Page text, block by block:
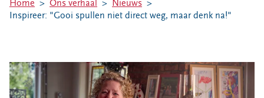
Milieustraten
Afval aanmelden
Bouwcontainer huren
Home Ons verhaal
Nieuws
Inspireer: "Gooi spullen niet direct weg, maar denk na!"